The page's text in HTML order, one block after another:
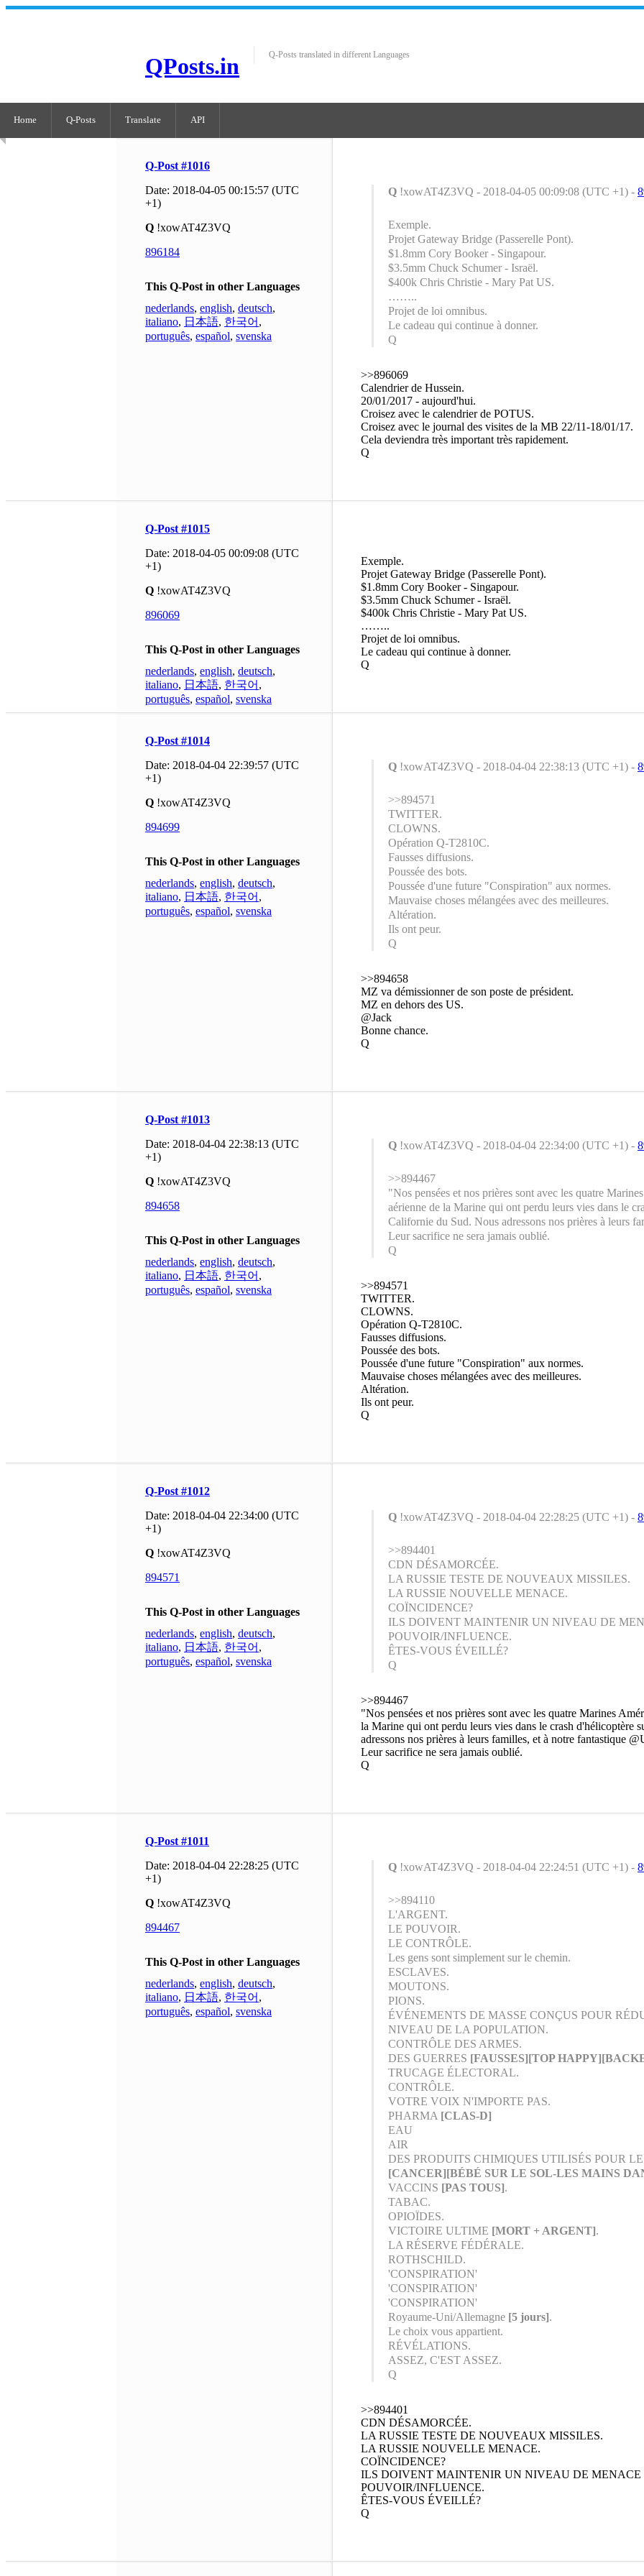
QPosts.in Q-Posts translated in different Languages
Home Q-Posts Translate API
Q-Post #1016
Date: 2018-04-05 00:15:57 (UTC
+1)
Q !xowAT4Z3VQ
896184
This Q-Post in other Languages
nederlands, english, deutsch,
italiano, 日本語, 한국어 ,
português, español, svenska
Q !xowAT4Z3VQ - 2018-04-05 00:09:08 (UTC +1) -
Exemple.
Projet Gateway Bridge (Passerelle Pont).
$1.8mm Cory Booker - Singapour.
$3.5mm Chuck Schumer - Israël.
$400k Chris Christie - Mary Pat US.
……..
Projet de loi omnibus.
Le cadeau qui continue à donner.
Q
>>896069
Calendrier de Hussein.
20/01/2017 - aujourd'hui.
Croisez avec le calendrier de POTUS.
Croisez avec le journal des visites de la MB 22/11-18/01/17.
Cela deviendra très important très rapidement.
Q
Q-Post #1015
Date: 2018-04-05 00:09:08 (UTC
+1)
Q !xowAT4Z3VQ
896069
This Q-Post in other Languages
nederlands, english, deutsch,
italiano, 日本語, 한국어 ,
português, español, svenska
Exemple.
Projet Gateway Bridge (Passerelle Pont).
$1.8mm Cory Booker - Singapour.
$3.5mm Chuck Schumer - Israël.
$400k Chris Christie - Mary Pat US.
……..
Projet de loi omnibus.
Le cadeau qui continue à donner.
Q
Q-Post #1014
Date: 2018-04-04 22:39:57 (UTC
+1)
Q !xowAT4Z3VQ
894699
This Q-Post in other Languages
nederlands, english, deutsch,
italiano, 日本語, 한국어 ,
português, español, svenska
Q !xowAT4Z3VQ - 2018-04-04 22:38:13 (UTC +1) -
>>894571
TWITTER.
CLOWNS.
Opération Q-T2810C.
Fausses diffusions.
Poussée des bots.
Poussée d'une future "Conspiration" aux normes.
Mauvaise choses mélangées avec des meilleures.
Altération.
Ils ont peur.
Q
>>894658
MZ va démissionner de son poste de président.
MZ en dehors des US.
@Jack
Bonne chance.
Q
Q-Post #1013
Date: 2018-04-04 22:38:13 (UTC
+1)
Q !xowAT4Z3VQ
894658
This Q-Post in other Languages
nederlands, english, deutsch,
italiano, 日本語, 한국어 ,
português, español, svenska
Q !xowAT4Z3VQ - 2018-04-04 22:34:00 (UTC +1) -
>>894467
"Nos pensées et nos prières sont avec les quatre
aérienne de la Marine qui ont perdu leurs vies dans le
Californie du Sud. Nous adressons nos prières à leurs
Leur sacrifice ne sera jamais oublié.
Q
>>894571
TWITTER.
CLOWNS.
Opération Q-T2810C.
Fausses diffusions.
Poussée des bots.
Poussée d'une future "Conspiration" aux normes.
Mauvaise choses mélangées avec des meilleures.
Altération.
Ils ont peur.
Q
Q-Post #1012
Date: 2018-04-04 22:34:00 (UTC
+1)
Q !xowAT4Z3VQ
894571
This Q-Post in other Languages
nederlands, english, deutsch,
italiano, 日本語, 한국어 ,
português, español, svenska
Q !xowAT4Z3VQ - 2018-04-04 22:28:25 (UTC +1) -
>>894401
CDN DÉSAMORCÉE.
LA RUSSIE TESTE DE NOUVEAUX MISSILES.
LA RUSSIE NOUVELLE MENACE.
COÏNCIDENCE?
ILS DOIVENT MAINTENIR UN NIVEAU DE
POUVOIR/INFLUENCE.
ÊTES-VOUS ÉVEILLÉ?
Q
>>894467
"Nos pensées et nos prières sont avec les quatre Marines
la Marine qui ont perdu leurs vies dans le crash d'hélicoptère
adressons nos prières à leurs familles, et à notre fantastique
Leur sacrifice ne sera jamais oublié.
Q
Q-Post #1011
Date: 2018-04-04 22:28:25 (UTC
+1)
Q !xowAT4Z3VQ
894467
This Q-Post in other Languages
nederlands, english, deutsch,
italiano, 日本語, 한국어 ,
português, español, svenska
Q !xowAT4Z3VQ - 2018-04-04 22:24:51 (UTC +1) -
>>894110
L'ARGENT.
LE POUVOIR.
LE CONTRÔLE.
Les gens sont simplement sur le chemin.
ESCLAVES.
MOUTONS.
PIONS.
ÉVÉNEMENTS DE MASSE CONÇUS POUR
NIVEAU DE LA POPULATION.
CONTRÔLE DES ARMES.
DES GUERRES [FAUSSES][TOP HAPPY]
TRUCAGE ÉLECTORAL.
CONTRÔLE.
VOTRE VOIX N'IMPORTE PAS.
PHARMA [CLAS-D]
EAU
AIR
DES PRODUITS CHIMIQUES UTILISÉS POUR
[CANCER][BÉBÉ SUR LE SOL-LES MAINS
VACCINS [PAS TOUS].
TABAC.
OPIOÏDES.
VICTOIRE ULTIME [MORT + ARGENT].
LA RÉSERVE FÉDÉRALE.
ROTHSCHILD.
'CONSPIRATION'
'CONSPIRATION'
'CONSPIRATION'
Royaume-Uni/Allemagne [5 jours].
Le choix vous appartient.
RÉVÉLATIONS.
ASSEZ, C'EST ASSEZ.
Q
>>894401
CDN DÉSAMORCÉE.
LA RUSSIE TESTE DE NOUVEAUX MISSILES.
LA RUSSIE NOUVELLE MENACE.
COÏNCIDENCE?
ILS DOIVENT MAINTENIR UN NIVEAU DE MENACE
POUVOIR/INFLUENCE.
ÊTES-VOUS ÉVEILLÉ?
Q